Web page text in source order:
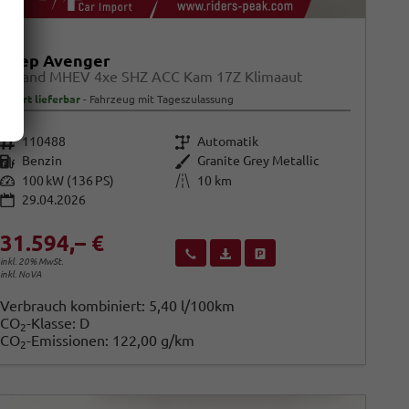
Jeep Avenger
Upland MHEV 4xe SHZ ACC Kam 17Z Klimaaut
sofort lieferbar Fahrzeug mit Tageszulassung
Fahrzeugnr.110488 Getriebe Automatik
Kraftstoff Benzin Außenfarbe Granite Grey Metallic
Leistung 100 kW (136 PS) Kilometerstand
10 km
29.04.2026
31.594,– €
inkl. 20% MwSt.
inkl. NoVA
Wir rufen Sie anFahrzeugexposé (PDF)
Fahrzeug parken
Verbrauch kombiniert: 5,40 l/100km
CO2-Klasse: D
CO2-Emissionen: 122,00 g/km